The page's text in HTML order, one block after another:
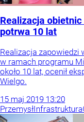
Realizacja
potrwa 10 lat
Realizacja zapowiedzi
w ramach programu
około 10 lat, ocenił
Wielgo.
15 maj 2019 13:20
PrzemysłInfrastruktura